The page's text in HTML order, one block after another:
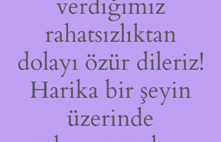
rahatsızlıktan
dolayı özür dileriz!
Harika bir şeyin
üzerinde